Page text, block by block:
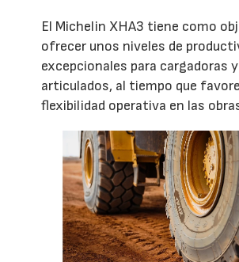
El Michelin XHA3 tiene como
ofrecer unos niveles de
excepcionales para cargadoras
articulados, al tiempo que
flexibilidad operativa en las